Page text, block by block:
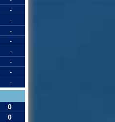
-
-
-
-
-
-
-
-
0
0